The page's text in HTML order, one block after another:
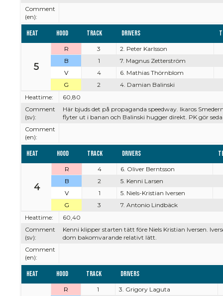
Comment
(en):
Heat Hood Track Drivers
5
R 3
2. Peter Karlsson
B
1
7. Magnus Zetterström
V
4
6. Mathias Thörnblom
G
2
4. Damian Balinski
Heattime:
60,80
Comment
(sv):
Här bjuds det på propaganda speedway. Ikaros
flyter ut i banan och Balinski hugger direkt. PK gör
Comment
(en):
Heat Hood Track Drivers
4
R 4
6. Oliver Berntsson
B
2
5. Kenni Larsen
V
1
5. Niels-Kristian Iversen
G
3
7. Antonio Lindbäck
Heattime:
60,40
Comment
(sv):
Kenni klipper starten tätt före Niels Kristian Iversen.
dom bakomvarande relativt lätt.
Comment
(en):
Heat Hood Track Drivers
R 1
3. Grigory Laguta